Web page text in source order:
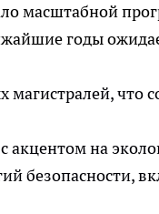
масштабной
годы
магистралей, что
акцентом на
безопасности,